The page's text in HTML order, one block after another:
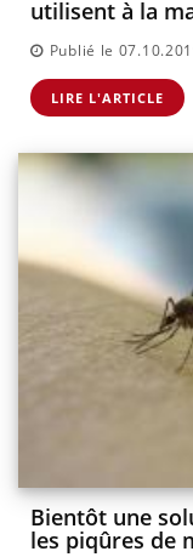
utilisent à la
Publié le
LIRE L'ARTICLE
Bientôt une
les piqûres de